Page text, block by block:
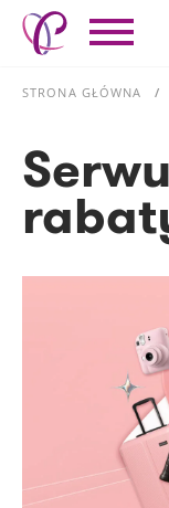
STRONA GŁÓWNA